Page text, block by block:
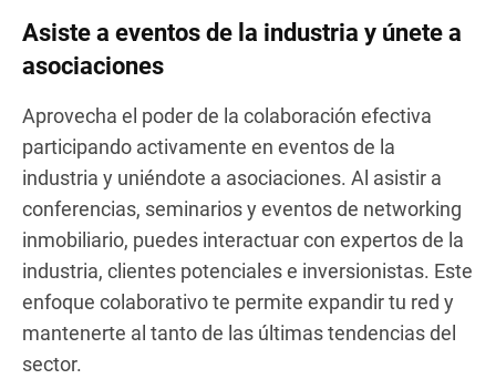
Asiste a eventos de la industria y únete a
asociaciones
Aprovecha el poder de la colaboración efectiva
participando activamente en eventos de la
industria y uniéndote a asociaciones. Al asistir a
conferencias, seminarios y eventos de networking
inmobiliario, puedes interactuar con expertos de la
industria, clientes potenciales e inversionistas. Este
enfoque colaborativo te permite expandir tu red y
mantenerte al tanto de las últimas tendencias del
sector.